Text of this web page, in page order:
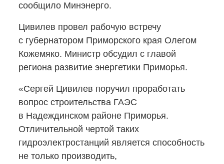
сообщило Минэнерго.
Цивилев провел рабочую встречу
с губернатором Приморского края Олегом
Кожемяко. Министр обсудил с главой
региона развитие энергетики Приморья.
«Сергей Цивилев поручил проработать
вопрос строительства ГАЭС
в Надеждинском районе Приморья.
Отличительной чертой таких
гидроэлектростанций является способность
не только производить,